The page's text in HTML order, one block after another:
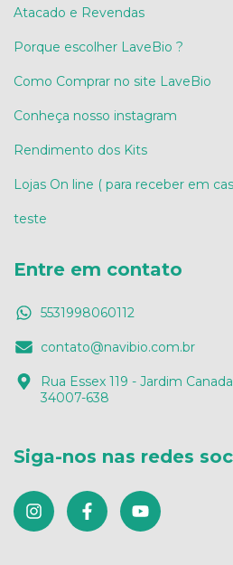
Atacado e Revendas
Porque escolher LaveBio ?
Como Comprar no site LaveBio
Conheça nosso instagram
Rendimento dos Kits
Lojas On line ( para receber em
teste
Entre em contato
5531998060112
contato@navibio.com.br
Rua Essex 119 - Jardim
34007-638
Siga-nos nas redes